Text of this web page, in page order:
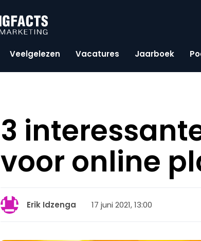
Veelgelezen Vacatures Jaarboek
3
voor online
Erik Idzenga 17 juni 2021, 13:00